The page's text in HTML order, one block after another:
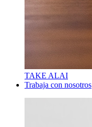
TAKE ALAI
Trabaja con nosotros